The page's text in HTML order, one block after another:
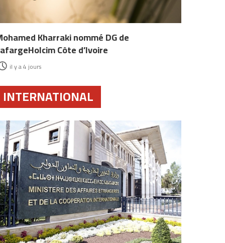
Kharraki nommé DG de
Côte d’Ivoire
il y a 4 jours
INTERNATIONAL